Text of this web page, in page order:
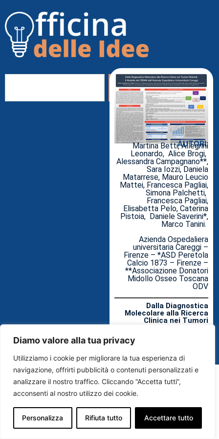
Diamo valore alla tua privacy
Utilizziamo i cookie per migliorare la tua esperienza di
navigazione, offrirti pubblicità o contenuti personalizzati e
analizzare il nostro traffico. Cliccando “Accetta tutti”,
acconsenti al nostro utilizzo dei cookie.
Personalizza Rifiuta tutto Accettare tutto
AUTORI:
Martina Betti, Allegrini
Leonardo, Alice Brogi,
Alessandra Campagnano**,
Sara Iozzi, Daniela
Matarrese, Mauro Leucio
Mattei, Francesca Pagliai,
Simona Palchetti,
Francesca Pagliai,
Elisabetta Pelo, Caterina
Pistoia, Daniele Saverini*,
Marco Tanini.
Azienda Ospedaliera
universitaria Careggi –
Firenze – *ASD Peretola
Calcio 1873 – Firenze –
**Associazione Donatori
Midollo Osseo Toscana
ODV
Dalla Diagnostica
Molecolare alla Ricerca
Clinica nei Tumori
Ospedaliero-Universitaria